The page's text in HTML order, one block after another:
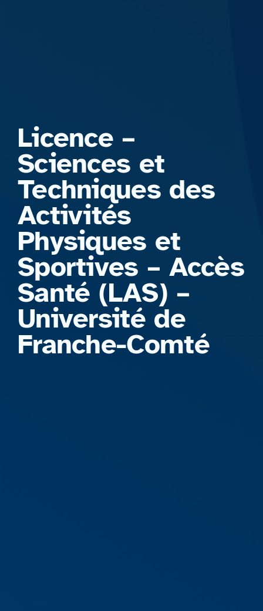
Licence –
Sciences et
Techniques des
Activités
Physiques et
Sportives – Accès
Santé (LAS) –
Université de
Franche-Comté